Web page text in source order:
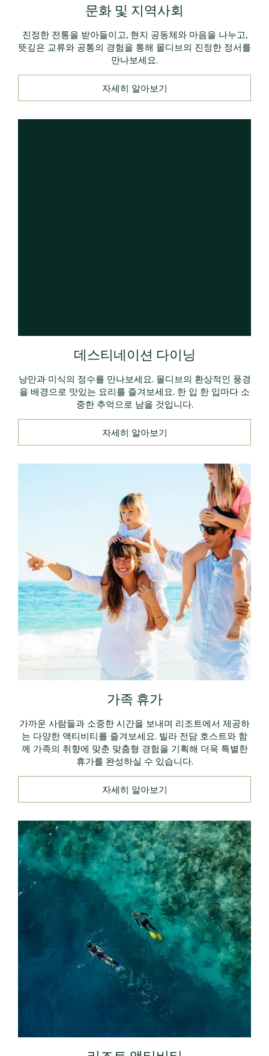
문화 및 지역사회
진정한 전통을 받아들이고, 현지 공동체와 마음을 나누고,
뜻깊은 교류와 공통의 경험을 통해 몰디브의 진정한 정서를
만나보세요.
자세히 알아보기
데스티네이션 다이닝
낭만과 미식의 정수를 만나보세요. 몰디브의 환상적인 풍경
을 배경으로 맛있는 요리를 즐겨보세요. 한 입 한 입마다 소
중한 추억으로 남을 것입니다.
자세히 알아보기
가족 휴가
가까운 사람들과 소중한 시간을 보내며 리조트에서 제공하
는 다양한 액티비티를 즐겨보세요. 빌라 전담 호스트와 함
께 가족의 취향에 맞춘 맞춤형 경험을 기획해 더욱 특별한
휴가를 완성하실 수 있습니다.
자세히 알아보기